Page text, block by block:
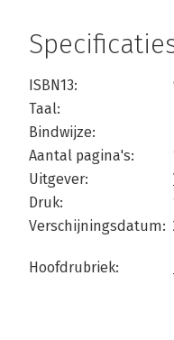
ISBN13:
Taal:
Bindwijze:
Aantal pagina's:
Uitgever:
Druk:
Verschijningsdatum:
Hoofdrubriek: